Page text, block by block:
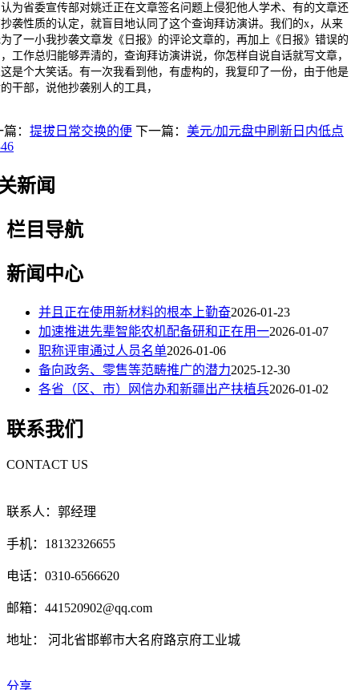
委宣传部对姚迁正在文章签名问题上侵犯他人学术、有的文章还
袭性质的认定，就盲目地认同了这个查询拜访演讲。我们的x，从来
了一小我抄袭文章发《日报》的评论文章的，再加上《日报》错误的
工作总归能够弄清的，查询拜访演讲说，你怎样自说自话就写文章，
是个大笑话。有一次我看到他，有虚构的，我复印了一份，由于他是
干部，说他抄袭别人的工具，
： 提拔日常交换的便 下一篇： 美元/加元盘中刷新日内低点
新闻
栏目导航
新闻中心
并且正在使用新材料的根本上勤奋2026-01-23
加速推进先辈智能农机配备研和正在用一2026-01-07
职称评审通过人员名单2026-01-06
备向政务、零售等范畴推广的潜力2025-12-30
各省（区、市）网信办和新疆出产扶植兵2026-01-02
联系我们
CONTACT US
联系人：郭经理
手机：18132326655
电话：0310-6566620
邮箱：441520902@qq.com
地址： 河北省邯郸市大名府路京府工业城
分享